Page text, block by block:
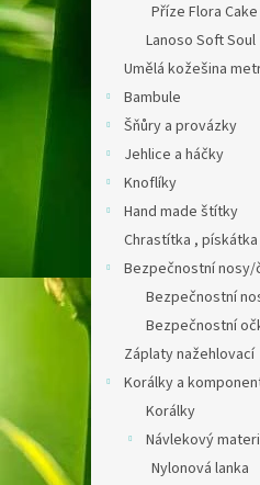
Příze Flora Cake
Lanoso Soft Soul
Umělá kožešina
Bambule
Šňůry a provázky
Jehlice a háčky
Knoflíky
Hand made štítky
Chrastítka ,
Bezpečnostní nosy/
Bezpečnostní
Bezpečnostní
Záplaty nažehlovací
Korálky a
Korálky
Návlekový
Nylonová lanka